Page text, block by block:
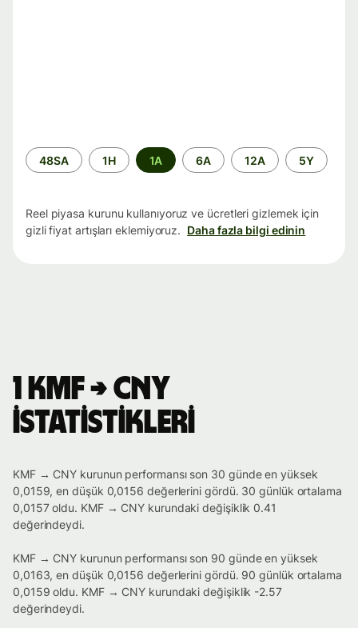
Zaman
aralığı
48SA 1H 1A 6A 12A 5Y
Reel piyasa kurunu kullanıyoruz ve ücretleri gizlemek için
gizli fiyat artışları eklemiyoruz. Daha fazla bilgi edinin
1 KMF → CNY
istatistikleri
KMF → CNY kurunun performansı son 30 günde en yüksek
0,0159, en düşük 0,0156 değerlerini gördü. 30 günlük ortalama
0,0157 oldu. KMF → CNY kurundaki değişiklik 0.41
değerindeydi.
KMF → CNY kurunun performansı son 90 günde en yüksek
0,0163, en düşük 0,0156 değerlerini gördü. 90 günlük ortalama
0,0159 oldu. KMF → CNY kurundaki değişiklik -2.57
değerindeydi.